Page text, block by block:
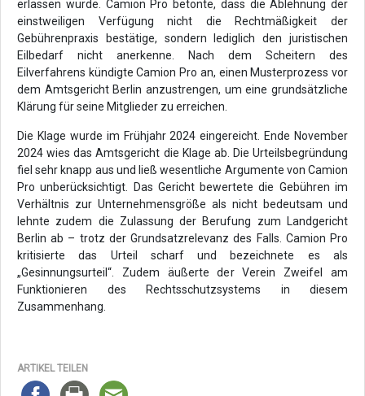
erlassen wurde. Camion Pro betonte, dass die Ablehnung der
einstweiligen Verfügung nicht die Rechtmäßigkeit der
Gebührenpraxis bestätige, sondern lediglich den juristischen
Eilbedarf nicht anerkenne. Nach dem Scheitern des
Eilverfahrens kündigte Camion Pro an, einen Musterprozess vor
dem Amtsgericht Berlin anzustrengen, um eine grundsätzliche
Klärung für seine Mitglieder zu erreichen.
Die Klage wurde im Frühjahr 2024 eingereicht. Ende November
2024 wies das Amtsgericht die Klage ab. Die Urteilsbegründung
fiel sehr knapp aus und ließ wesentliche Argumente von Camion
Pro unberücksichtigt. Das Gericht bewertete die Gebühren im
Verhältnis zur Unternehmensgröße als nicht bedeutsam und
lehnte zudem die Zulassung der Berufung zum Landgericht
Berlin ab – trotz der Grundsatzrelevanz des Falls. Camion Pro
kritisierte das Urteil scharf und bezeichnete es als
„Gesinnungsurteil“. Zudem äußerte der Verein Zweifel am
Funktionieren des Rechtsschutzsystems in diesem
Zusammenhang.
ARTIKEL TEILEN